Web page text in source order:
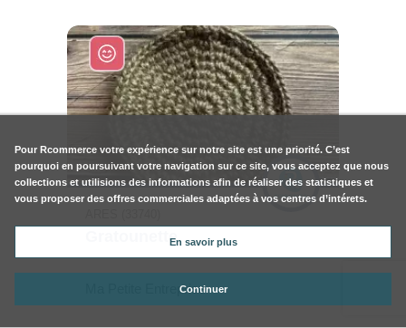
Gratounette
Ma Petite Entreprise
Pour Rcommerce votre expérience sur notre site est une priorité. C’est
pourquoi en poursuivant votre navigation sur ce site, vous acceptez que nous
collections et utilisions des informations afin de réaliser des statistiques et
vous proposer des offres commerciales adaptées à vos centres d’intérets.
En savoir plus
Continuer